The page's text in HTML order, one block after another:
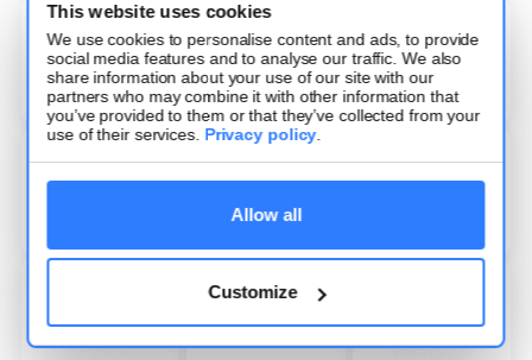
This website uses cookies
We use cookies to personalise content and ads, to provide
social media features and to analyse our traffic. We also
share information about your use of our site with our
partners who may combine it with other information that
you’ve provided to them or that they’ve collected from your
use of their services. Privacy policy.
Allow all
Customize